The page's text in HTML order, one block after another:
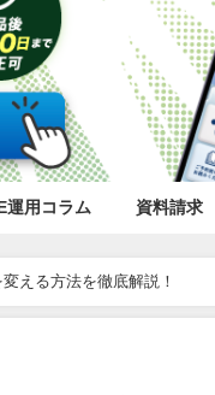
運用コラム 資料請求
える方法を徹底解説！